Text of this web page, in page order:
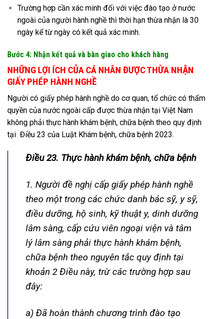
Trường hợp cần xác minh đối với việc đào tạo ở nước
ngoài của người hành nghề thì thời hạn thừa nhận là 30
ngày kể từ ngày có kết quả xác minh.
Bước 4: Nhận kết quả và bàn giao cho khách hàng
NHỮNG LỢI ÍCH CỦA CÁ NHÂN ĐƯỢC THỪA NHẬN
GIẤY PHÉP HÀNH NGHỀ
Người có giấy phép hành nghề do cơ quan, tổ chức có thẩm
quyền của nước ngoài cấp được thừa nhận tại Việt Nam
không phải thực hành khám bệnh, chữa bệnh theo quy định
tại Điều 23 của Luật Khám bệnh, chữa bệnh 2023.
Điều 23. Thực hành khám bệnh, chữa bệnh
1. Người đề nghị cấp giấy phép hành nghề
theo một trong các chức danh bác sỹ, y sỹ,
điều dưỡng, hộ sinh, kỹ thuật y, dinh dưỡng
lâm sàng, cấp cứu viên ngoại viện và tâm
lý lâm sàng phải thực hành khám bệnh,
chữa bệnh theo nguyên tắc quy định tại
khoản 2 Điều này, trừ các trường hợp sau
đây:
a) Đã hoàn thành chương trình đào tạo